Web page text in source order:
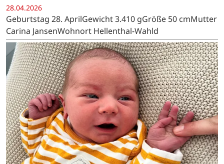
28.04.2026
Geburtstag 28. AprilGewicht 3.410 gGröße 50 cmMutter
Carina JansenWohnort Hellenthal-Wahld